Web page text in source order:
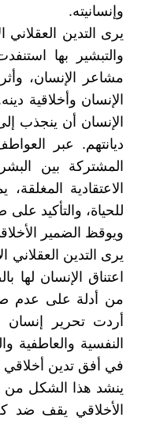
وإنسانيته.
يرى التدين العقلاني
والتبشير بها
مشاعر الإنسان،
الإنسان وأخلاقية
الإنسان أن ينجذب
ديانتهم. عبر
المشتركة بين
الاعتقادية
للحياة، والتأكيد على
ويوقظ الضمير
يرى التدين العقلاني
اعتناق الإنسان لها
من أدلة على عدم
أردت تحرير إنسان
النفسية والعاطفية
في أفق تدين أخلاقي
ينشد هذا الشكل من
الأخلاقي يقف ضد